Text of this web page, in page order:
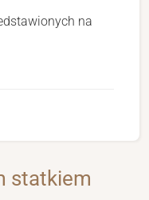
na
statkiem